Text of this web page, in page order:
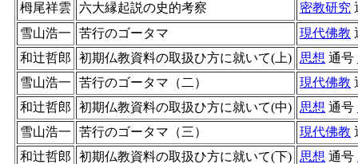
栂尾祥雲
六大縁起説の史的考察 密教研究
雪山浩一
苦行のゴータマ 現代佛教
和辻哲郎
初期仏教資料の取扱ひ方に就いて(上) 思想 通号
雪山浩一
苦行のゴータマ（二） 現代佛教
和辻哲郎
初期仏教資料の取扱ひ方に就いて(中) 思想 通号
雪山浩一
苦行のゴータマ（三） 現代佛教
和辻哲郎
初期仏教資料の取扱ひ方に就いて(下) 思想 通号